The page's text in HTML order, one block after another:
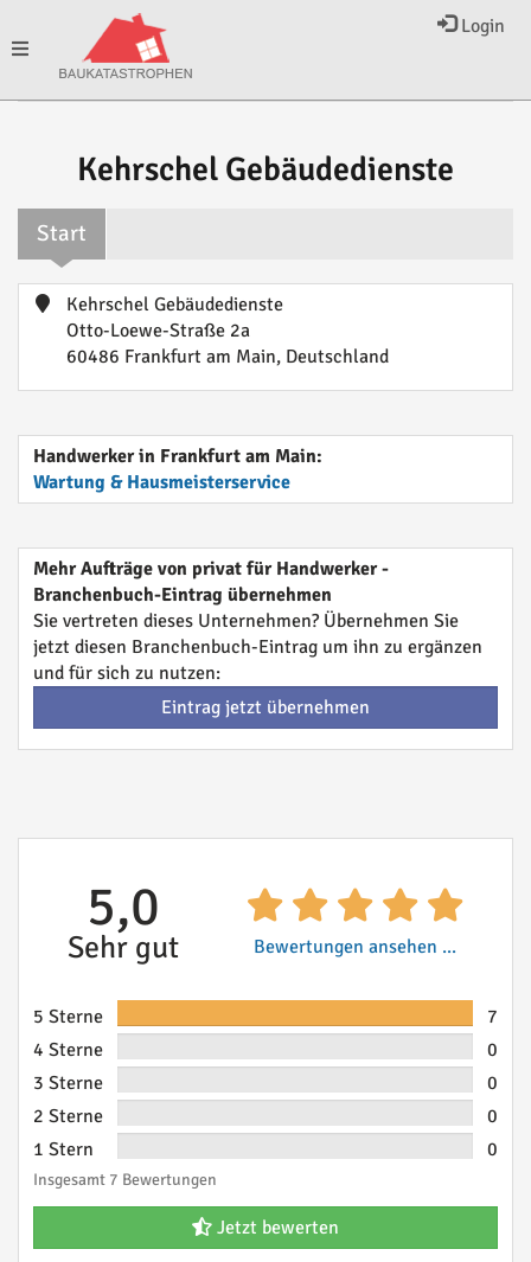
Login
Toggle
Kehrschel Gebäudedienste
Start
Kehrschel Gebäudedienste
Otto-Loewe-Straße 2a
60486 Frankfurt am Main, Deutschland
Handwerker in Frankfurt am Main:
Wartung & Hausmeisterservice
Mehr Aufträge von privat für Handwerker -
Branchenbuch-Eintrag übernehmen
Sie vertreten dieses Unternehmen? Übernehmen Sie
jetzt diesen Branchenbuch-Eintrag um ihn zu ergänzen
und für sich zu nutzen:
Eintrag jetzt übernehmen
5,0
Sehr gut Bewertungen ansehen ...
5 Sterne
7
4 Sterne
0
3 Sterne
0
2 Sterne
0
1 Stern
0
Insgesamt 7 Bewertungen
Jetzt bewerten